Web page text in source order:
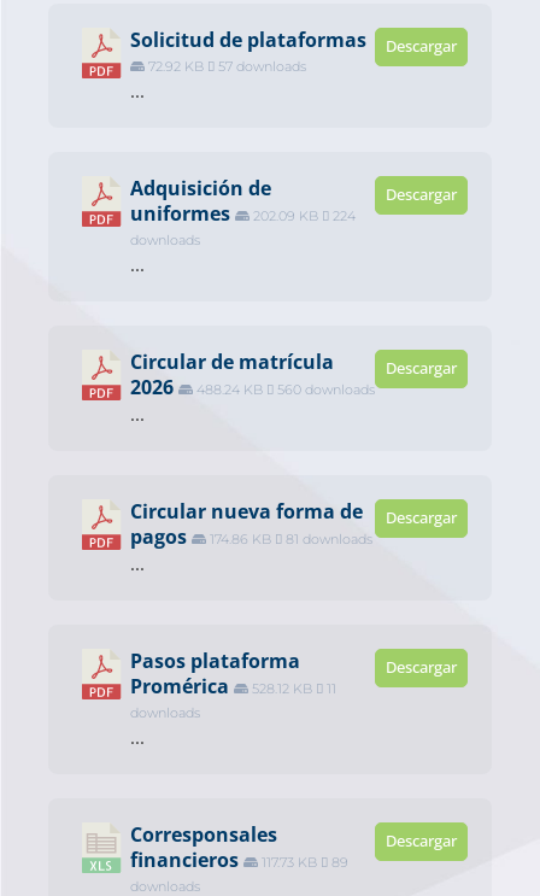
Solicitud de plataformas
72.92 KB 57 downloads
...
Descargar
Adquisición de
uniformes
202.09 KB
224
downloads
...
Descargar
Circular de matrícula
2026
488.24 KB 560 downloads
...
Descargar
Circular nueva forma de
pagos
174.86 KB 81 downloads
...
Descargar
Pasos plataforma
Promérica
528.12 KB
11
downloads
...
Descargar
Corresponsales
financieros
117.73 KB
89
downloads
Descargar